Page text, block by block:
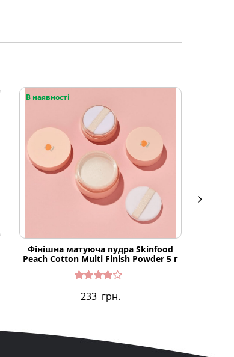
В наявності
Фінішна матуюча пудра Skinfood
Peach Cotton Multi Finish Powder 5 г
о в4.00
233 грн.